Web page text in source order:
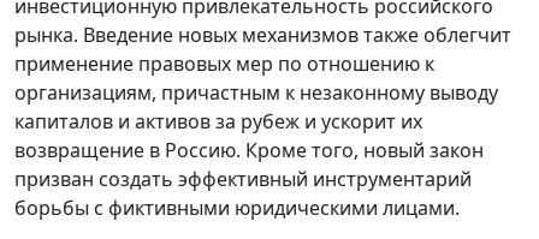
инвестиционную привлекательность российского
рынка. Введение новых механизмов также облегчит
применение правовых мер по отношению к
организациям, причастным к незаконному выводу
капиталов и активов за рубеж и ускорит их
возвращение в Россию. Кроме того, новый закон
призван создать эффективный инструментарий
борьбы с фиктивными юридическими лицами.